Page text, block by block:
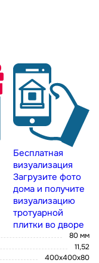
Бесплатная
визуализация
Загрузите фото
дома и получите
визуализацию
тротуарной
плитки во дворе
80 мм
11,52
400х400х80